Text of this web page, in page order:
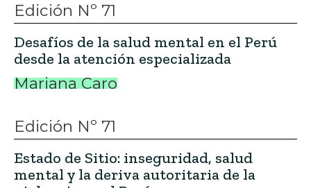
Edición Nº 71
Desafíos de la salud mental en el Perú
desde la atención especializada
Mariana Caro
Edición Nº 71
Estado de Sitio: inseguridad, salud
mental y la deriva autoritaria de la